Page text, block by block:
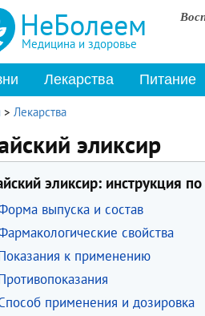
НеБолеем
Медицина и здоровье
Лекарства Питание
> Лекарства
эликсир
эликсир: инструкция
выпуска и состав
свойства
к применению
применения и дозировка